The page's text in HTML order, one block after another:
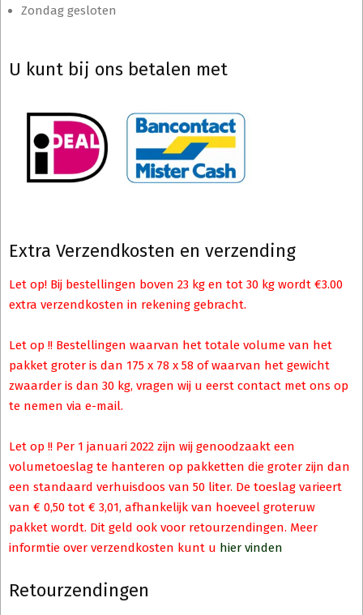
Zondag gesloten
U kunt bij ons betalen met
Extra Verzendkosten en verzending
Let op! Bij bestellingen boven 23 kg en tot 30 kg wordt €3.00
extra verzendkosten in rekening gebracht.
Let op !! Bestellingen waarvan het totale volume van het
pakket groter is dan 175 x 78 x 58 of waarvan het gewicht
zwaarder is dan 30 kg, vragen wij u eerst contact met ons op
te nemen via e-mail.
Let op !! Per 1 januari 2022 zijn wij genoodzaakt een
volumetoeslag te hanteren op pakketten die groter zijn dan
een standaard verhuisdoos van 50 liter. De toeslag varieert
van € 0,50 tot € 3,01, afhankelijk van hoeveel groteruw
pakket wordt. Dit geld ook voor retourzendingen. Meer
informtie over verzendkosten kunt u hier vinden
Retourzendingen